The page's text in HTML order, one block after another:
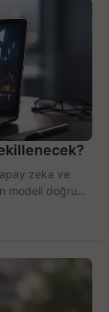
zeka ve
modeli doğru